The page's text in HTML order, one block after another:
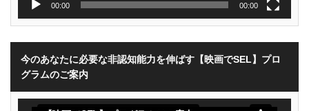
00:00 00:00
今のあなたに必要な非認知能力を伸ばす【映画でSEL】プロ
グラムのご案内
動